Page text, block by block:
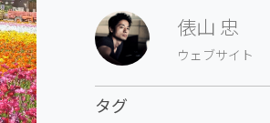
俵山 忠
ウェブサイト
タグ